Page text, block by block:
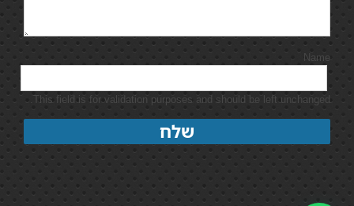
Name
This field is for validation purposes and should be left unchanged.